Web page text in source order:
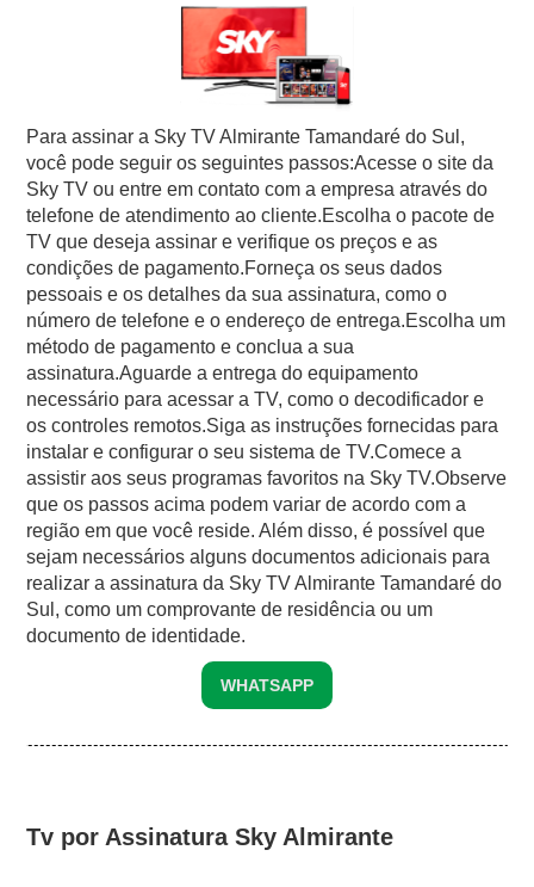
Para assinar a Sky TV Almirante Tamandaré do Sul,
você pode seguir os seguintes passos:Acesse o site da
Sky TV ou entre em contato com a empresa através do
telefone de atendimento ao cliente.Escolha o pacote de
TV que deseja assinar e verifique os preços e as
condições de pagamento.Forneça os seus dados
pessoais e os detalhes da sua assinatura, como o
número de telefone e o endereço de entrega.Escolha um
método de pagamento e conclua a sua
assinatura.Aguarde a entrega do equipamento
necessário para acessar a TV, como o decodificador e
os controles remotos.Siga as instruções fornecidas para
instalar e configurar o seu sistema de TV.Comece a
assistir aos seus programas favoritos na Sky TV.Observe
que os passos acima podem variar de acordo com a
região em que você reside. Além disso, é possível que
sejam necessários alguns documentos adicionais para
realizar a assinatura da Sky TV Almirante Tamandaré do
Sul, como um comprovante de residência ou um
documento de identidade.
WHATSAPP
Tv por Assinatura Sky Almirante